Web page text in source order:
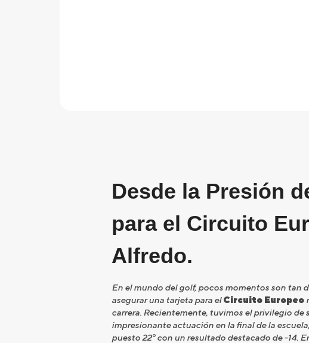
Desde la Presión
para el Circuito
Alfredo.
En el mundo del golf, pocos momentos son tan
asegurar una tarjeta para elCircuito Europeo
carrera. Recientemente, tuvimos el privilegio de
impresionante actuación en la final de la
puesto 22º con un resultado destacado de -14.